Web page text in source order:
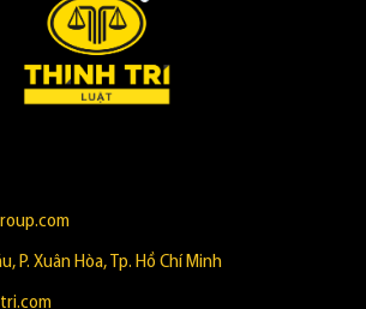
P. Xuân Hòa, Tp. Hồ Chí Minh